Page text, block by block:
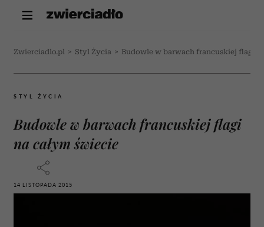
Zwierciadlo.pl > Styl Życia > Budowle w barwach francuskiej flagi
STYL ŻYCIA
Budowle w barwach francuskiej flagi
na całym świecie
14 LISTOPADA 2015